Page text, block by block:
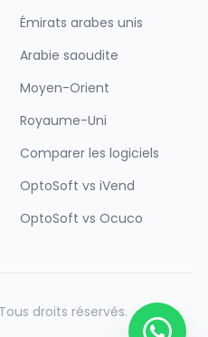
Émirats arabes unis
Arabie saoudite
Moyen-Orient
Royaume-Uni
Comparer les logiciels
OptoSoft vs iVend
OptoSoft vs Ocuco
droits réservés.